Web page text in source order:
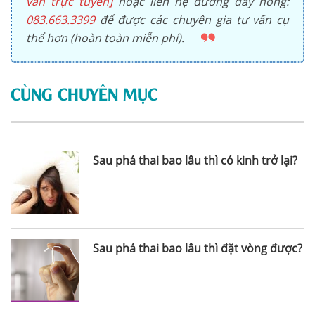
083.663.3399để được các chuyên gia tư vấn cụ
thể hơn (hoàn toàn miễn phí).
CÙNG CHUYÊN MỤC
Sau phá thai bao lâu thì có kinh trở lại?
Sau phá thai bao lâu thì đặt vòng được?